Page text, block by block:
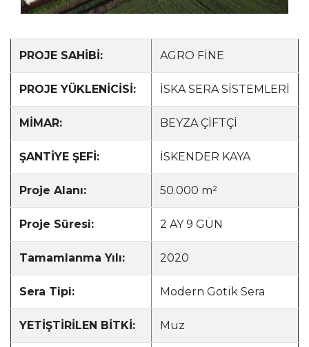
PROJE SAHİBİ: AGRO FİNE
PROJE YÜKLENİCİSİ: İSKA SERA SİSTEMLERİ
MİMAR: BEYZA ÇİFTÇİ
ŞANTİYE ŞEFİ: İSKENDER KAYA
Proje Alanı: 50.000 m²
Proje Süresi: 2 AY 9 GÜN
Tamamlanma Yılı: 2020
Sera Tipi: Modern Gotik Sera
YETİŞTİRİLEN BİTKİ: Muz